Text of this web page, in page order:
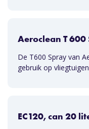
Aeroclean T 600
De T600 Spray van
gebruik op
EC120, can 20